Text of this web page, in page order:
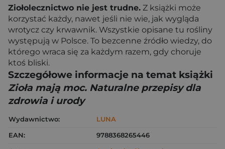
Ziołolecznictwo nie jest trudne. Z książki może
korzystać każdy, nawet jeśli nie wie, jak wygląda
wrotycz czy krwawnik. Wszystkie opisane tu rośliny
występują w Polsce. To bezcenne źródło wiedzy, do
którego wraca się za każdym razem, gdy choruje
ktoś bliski.
Szczegółowe informacje na temat książki
Zioła mają moc. Naturalne przepisy dla
zdrowia i urody
Wydawnictwo:
LUNA
EAN:
9788368265446